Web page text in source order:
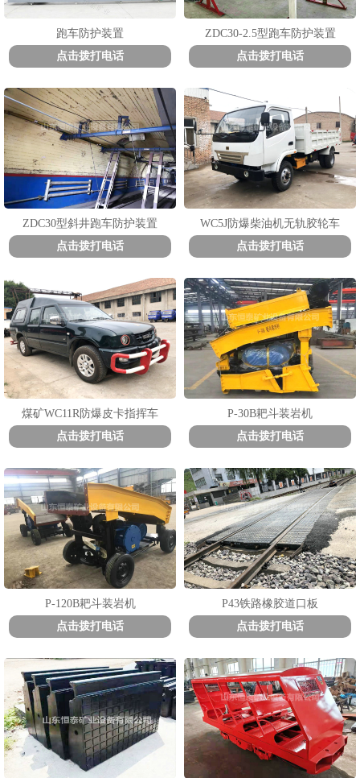
1 2 3
跑车防护装置
点击拨打电话
ZDC30-2.5型跑车防护装置
点击拨打电话
ZDC30型斜井跑车防护装置
点击拨打电话
WC5J防爆柴油机无轨胶轮车
点击拨打电话
煤矿WC11R防爆皮卡指挥车
点击拨打电话
P-30B耙斗装岩机
点击拨打电话
P-120B耙斗装岩机
点击拨打电话
P43铁路橡胶道口板
点击拨打电话